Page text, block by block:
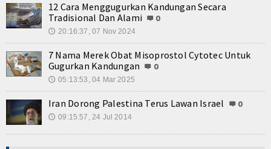
12 Cara Menggugurkan Kandungan Secara
Tradisional Dan Alami
0
🕔 20:16:37, 07 Nov 2024
7 Nama Merek Obat Misoprostol Cytotec Untuk
Gugurkan Kandungan
0
🕔 05:13:53, 04 Mar 2025
Iran Dorong Palestina Terus Lawan Israel 0
🕔 09:15:57, 24 Jul 2014